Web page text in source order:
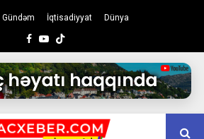
Gündəm İqtisadiyyat Dünya
Facebook
Youtube